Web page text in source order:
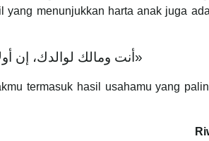
menunjukkan harta anak juga
«أنت ومالك لوالدك، إن أولادكم من أطيب كسبكم، فكلوا من كسب أولادكم»
termasuk hasil usahamu yang